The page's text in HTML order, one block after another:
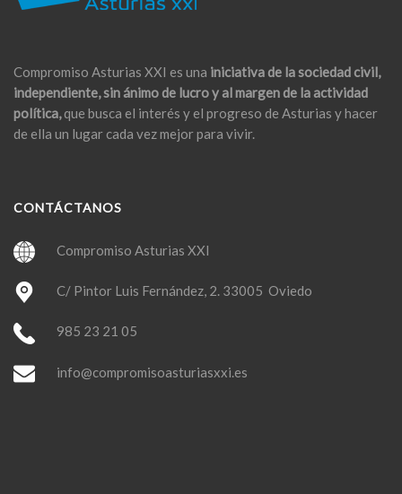
Compromiso Asturias XXI es una iniciativa de la sociedad civil,
independiente, sin ánimo de lucro y al margen de la actividad
política,que busca el interés y el progreso de Asturias y hacer
de ella un lugar cada vez mejor para vivir.
CONTÁCTANOS
Compromiso Asturias XXI
C/ Pintor Luis Fernández, 2. 33005 Oviedo
985 23 21 05
info@compromisoasturiasxxi.es